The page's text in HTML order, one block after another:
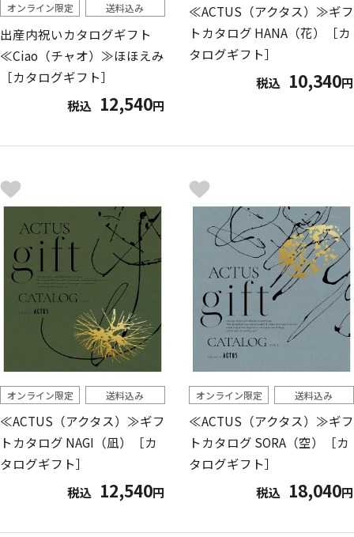
オンライン限定
送料込み
出産内祝いカタログギフト
≪Ciao（チャオ）≫ほほえみ
［カタログギフト］
税込 12,540円
≪ACTUS（アクタス）≫ギフ
トカタログ HANA（花）［カ
タログギフト］
税込 10,340円
オンライン限定 送料込み
≪ACTUS（アクタス）≫ギフ
トカタログ NAGI（凪）［カ
タログギフト］
税込 12,540円
オンライン限定 送料込み
≪ACTUS（アクタス）≫ギフ
トカタログ SORA（空）［カ
タログギフト］
税込 18,040円